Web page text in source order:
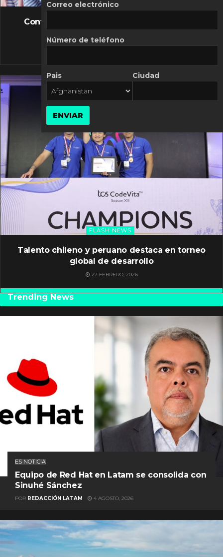
FLASH NEWS
Controversia de Mercado Libre por costos
10 MARZO, 2026
FLASH NEWS
Talento chileno y peruano destaca en torneo
global de desarrollo
27 FEBRERO, 2026
Trending News
ES NOTICIA
Equipo de Red Hat en Latam se consolida con
Sinuhé Sánchez
POR REDACCIÓN LATAM 4 AGOSTO, 2026
Correo electrónico
Número de teléfono
Pais Ciudad
ENVIAR